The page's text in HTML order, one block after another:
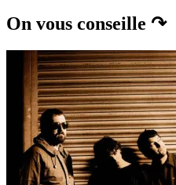
On vous conseille ↷